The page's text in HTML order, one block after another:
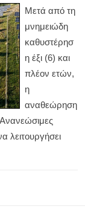
Μετά από τη
μνημειώδη
καθυστέρησ
η έξι (6) και
πλέον ετών,
η
αναθεώρηση
Ανανεώσιμες
λειτουργήσει